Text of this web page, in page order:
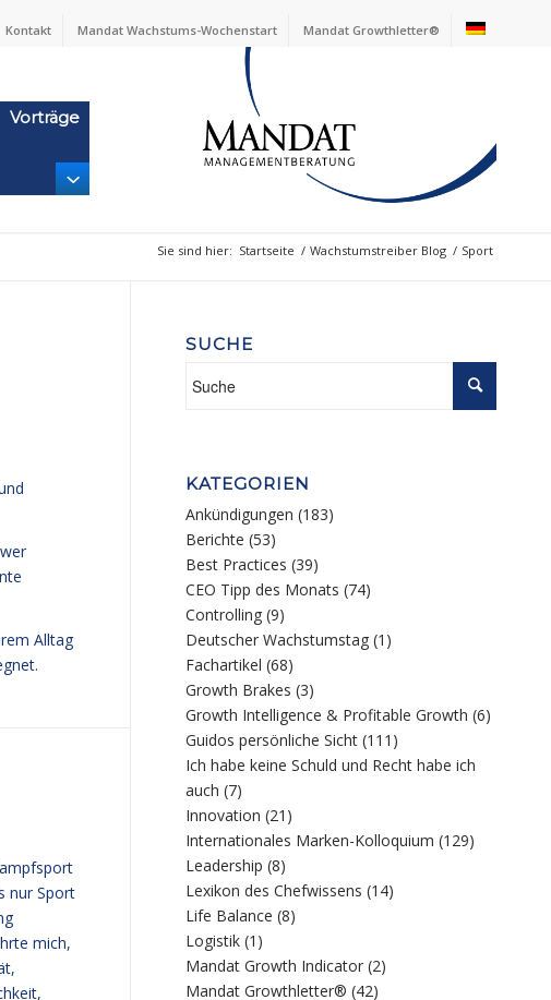
Kontakt Mandat Wachstums-Wochenstart Mandat Growthletter®
Vorträge
Sie sind hier: Startseite / Wachstumstreiber Blog / Sport
Alltag
nur Sport
mich,
SUCHE
KATEGORIEN
Ankündigungen (183)
Berichte (53)
Best Practices (39)
CEO Tipp des Monats (74)
Controlling (9)
Deutscher Wachstumstag (1)
Fachartikel (68)
Growth Brakes (3)
Growth Intelligence & Profitable Growth (6)
Guidos persönliche Sicht (111)
Ich habe keine Schuld und Recht habe ich
auch (7)
Innovation (21)
Internationales Marken-Kolloquium (129)
Leadership (8)
Lexikon des Chefwissens (14)
Life Balance (8)
Logistik (1)
Mandat Growth Indicator (2)
Mandat Growthletter® (42)